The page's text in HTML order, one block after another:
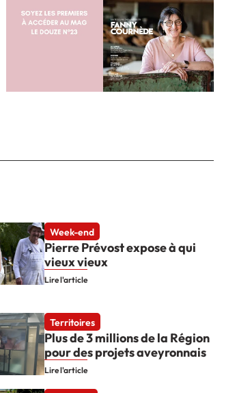
Week-end
Pierre Prévost expose à qui
vieux vieux
Lire l'article
Territoires
Plus de 3 millions de la Région
pour des projets aveyronnais
Lire l'article